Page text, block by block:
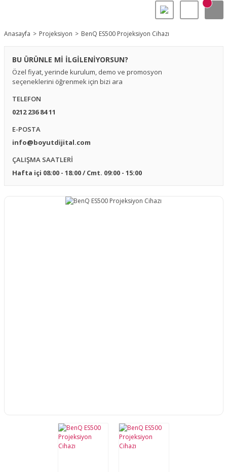
Anasayfa Projeksiyon BenQ ES500 Projeksiyon Cihazı
BU ÜRÜNLE Mİ İLGİLENİYORSUN?
Özel fiyat, yerinde kurulum, demo ve promosyon
seçeneklerini öğrenmek için bizi ara
TELEFON
0212 236 84 11
E-POSTA
info@boyutdijital.com
ÇALIŞMA SAATLERİ
Hafta içi 08:00 - 18:00 / Cmt. 09:00 - 15:00